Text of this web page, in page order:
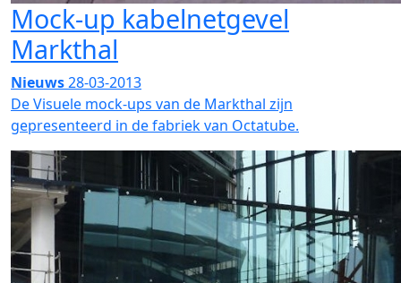
Mock-up kabelnetgevel
Markthal
Nieuws28-03-2013
De Visuele mock-ups van de Markthal zijn
gepresenteerd in de fabriek van Octatube.